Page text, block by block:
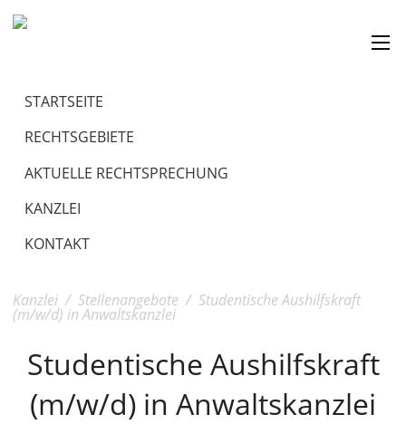
STARTSEITE
RECHTSGEBIETE
AKTUELLE RECHTSPRECHUNG
KANZLEI
KONTAKT
Kanzlei / Stellenangebote / Studentische Aushilfskraft
(m/w/d) in Anwaltskanzlei
Studentische Aushilfskraft
(m/w/d) in Anwaltskanzlei